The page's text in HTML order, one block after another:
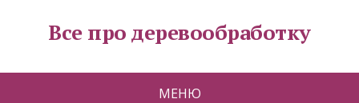
Все про деревообработку
МЕНЮ